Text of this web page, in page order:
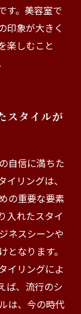
す。美容室で
印象が大きく
楽しむこと
スタイルが
自信に満ちた
リングは、
の重要な要素
入れたスタイ
ネスシーンや
なります。
イリングによ
ば、流行のシ
は、今の時代